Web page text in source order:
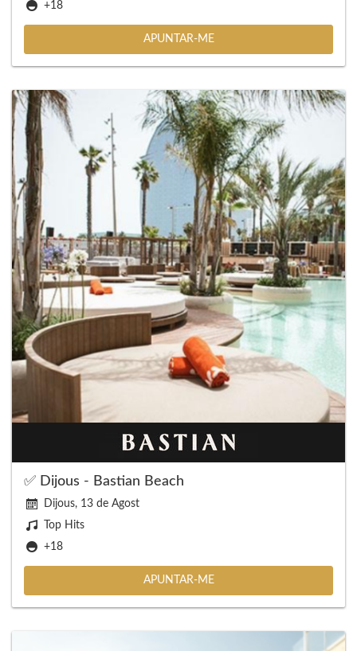
+18
APUNTAR-ME
✅ Dijous - Bastian Beach
Dijous, 13 de Agost
Top Hits
+18
APUNTAR-ME